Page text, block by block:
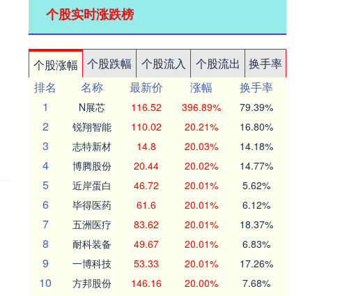
个股实时涨跌榜
个股涨幅 个股跌幅 个股流入 个股流出
换手率
排名
名称 最新价 涨幅
换手率
1
N展芯 116.52 396.89% 79.39%
2 锐翔智能 110.02 20.21% 16.80%
3 志特新材 14.8 20.03% 14.18%
4 博腾股份 20.44 20.02% 14.77%
5 近岸蛋白 46.72 20.01% 5.62%
6 毕得医药 61.6 20.01% 6.12%
7 五洲医疗 83.62 20.01% 18.37%
8 耐科装备 49.67 20.01% 6.83%
9 一博科技 53.33 20.01% 17.26%
10 方邦股份 146.16 20.00% 7.68%